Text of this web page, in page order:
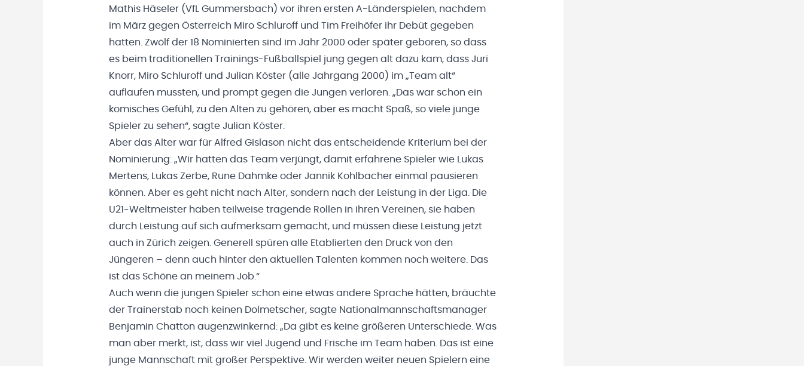
Mathis Häseler (VfL Gummersbach) vor ihren ersten A-Länderspielen, nachdem
im März gegen Österreich Miro Schluroff und Tim Freihöfer ihr Debüt gegeben
hatten. Zwölf der 18 Nominierten sind im Jahr 2000 oder später geboren, so dass
es beim traditionellen Trainings-Fußballspiel jung gegen alt dazu kam, dass Juri
Knorr, Miro Schluroff und Julian Köster (alle Jahrgang 2000) im „Team alt“
auflaufen mussten, und prompt gegen die Jungen verloren. „Das war schon ein
komisches Gefühl, zu den Alten zu gehören, aber es macht Spaß, so viele junge
Spieler zu sehen“, sagte Julian Köster.
Aber das Alter war für Alfred Gislason nicht das entscheidende Kriterium bei der
Nominierung: „Wir hatten das Team verjüngt, damit erfahrene Spieler wie Lukas
Mertens, Lukas Zerbe, Rune Dahmke oder Jannik Kohlbacher einmal pausieren
können. Aber es geht nicht nach Alter, sondern nach der Leistung in der Liga. Die
U21-Weltmeister haben teilweise tragende Rollen in ihren Vereinen, sie haben
durch Leistung auf sich aufmerksam gemacht, und müssen diese Leistung jetzt
auch in Zürich zeigen. Generell spüren alle Etablierten den Druck von den
Jüngeren – denn auch hinter den aktuellen Talenten kommen noch weitere. Das
ist das Schöne an meinem Job.“
Auch wenn die jungen Spieler schon eine etwas andere Sprache hätten, bräuchte
der Trainerstab noch keinen Dolmetscher, sagte Nationalmannschaftsmanager
Benjamin Chatton augenzwinkernd: „Da gibt es keine größeren Unterschiede. Was
man aber merkt, ist, dass wir viel Jugend und Frische im Team haben. Das ist eine
junge Mannschaft mit großer Perspektive. Wir werden weiter neuen Spielern eine